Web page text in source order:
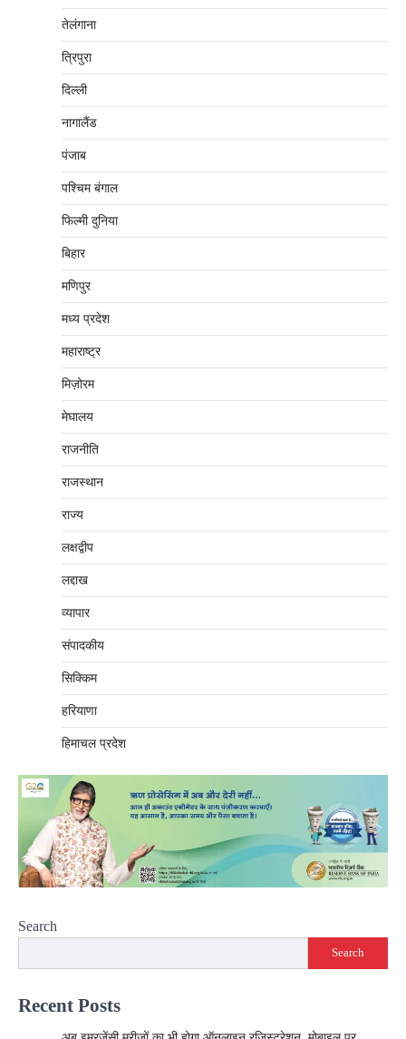
तेलंगाना
त्रिपुरा
दिल्‍ली
नागालैंड
पंजाब
पश्चिम बंगाल
फिल्मी दुनिया
बिहार
मणिपुर
मध्‍य प्रदेश
महाराष्‍ट्र
मिज़ोरम
मेघालय
राजनीति
राजस्थान
राज्य
लक्षद्वीप
लद्दाख
व्यापार
संपादकीय
सिक्किम
हरियाणा
हिमाचल प्रदेश
Search
Search
Recent Posts